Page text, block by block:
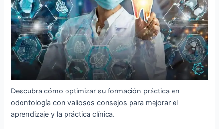
Descubra cómo optimizar su formación práctica en
odontología con valiosos consejos para mejorar el
aprendizaje y la práctica clínica.